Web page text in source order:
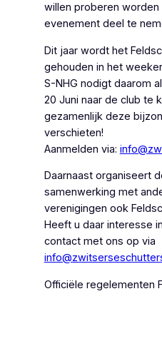
willen proberen
evenement deel te
Dit jaar wordt het
gehouden in het
S-NHG nodigt daarom
20 Juni naar de club te
gezamenlijk deze
verschieten!
Aanmelden via:
Daarnaast organiseert
samenwerking met
verenigingen ook
Heeft u daar interesse
contact met ons op via
Officiële regelementen